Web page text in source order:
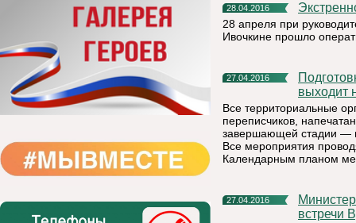
28.04.2016
28 апреля при
Ивочкине прошло
27.04.2016
Подготовка к всероссийской СЕЛЬХОЗПЕРЕПИСИ 2016 года
выходит
Все территориальные
переписчиков,
завершающей стадии —
Все мероприятия
Календарным планом
27.04.2016
Министерство экономики информирует о том, что по итогам
встречи